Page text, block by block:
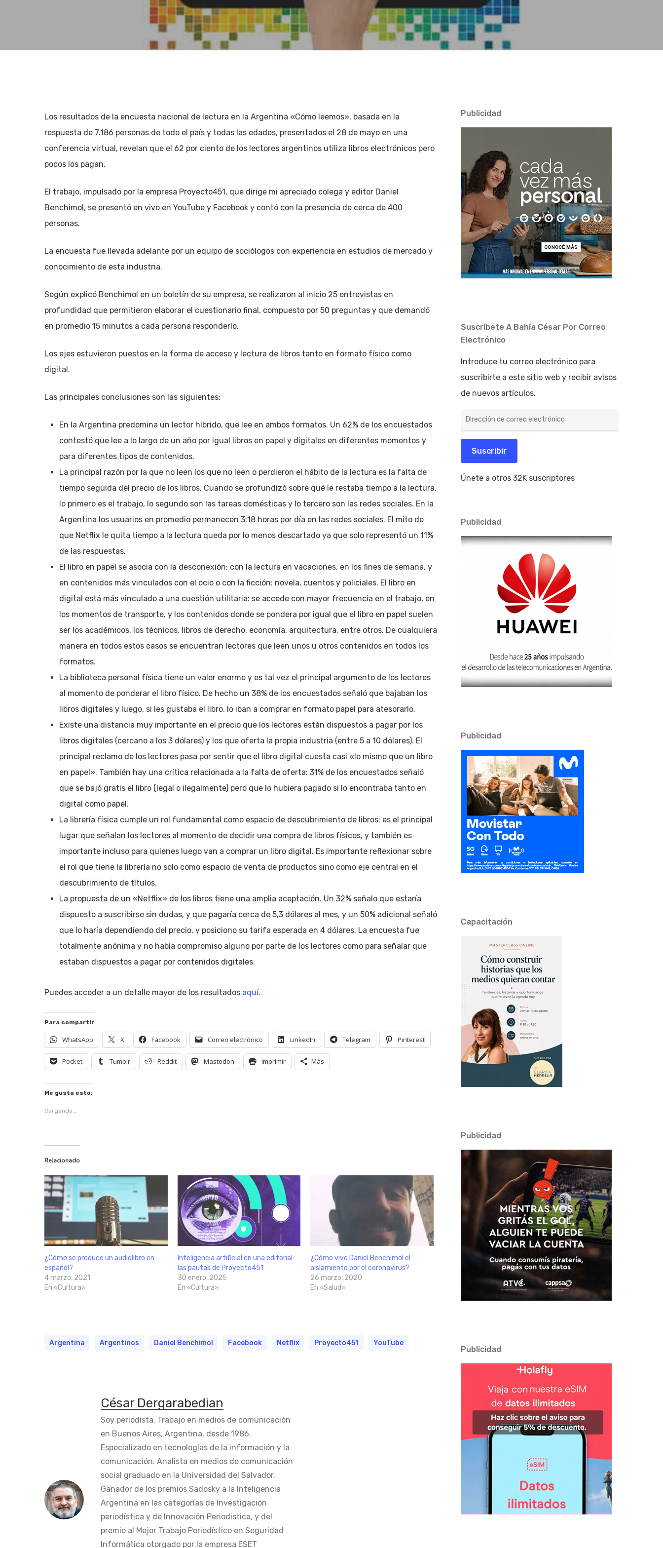
Hit enter to search or ESC to close
Los resultados de la encuesta nacional de lectura en la Argentina «Cómo leemos», basada en la
respuesta de 7.186 personas de todo el país y todas las edades, presentados el 28 de mayo en una
conferencia virtual, revelan que el 62 por ciento de los lectores argentinos utiliza libros electrónicos pero
pocos los pagan.
El trabajo, impulsado por la empresa Proyecto451, que dirige mi apreciado colega y editor Daniel
Benchimol, se presentó en vivo en YouTube y Facebook y contó con la presencia de cerca de 400
personas.
La encuesta fue llevada adelante por un equipo de sociólogos con experiencia en estudios de mercado y
conocimiento de esta industria.
Según explicó Benchimol en un boletín de su empresa, se realizaron al inicio 25 entrevistas en
profundidad que permitieron elaborar el cuestionario final, compuesto por 50 preguntas y que demandó
en promedio 15 minutos a cada persona responderlo.
Los ejes estuvieron puestos en la forma de acceso y lectura de libros tanto en formato físico como
digital.
Las principales conclusiones son las siguientes:
En la Argentina predomina un lector híbrido, que lee en ambos formatos. Un 62% de los encuestados
contestó que lee a lo largo de un año por igual libros en papel y digitales en diferentes momentos y
para diferentes tipos de contenidos.
La principal razón por la que no leen los que no leen o perdieron el hábito de la lectura es la falta de
tiempo seguida del precio de los libros. Cuando se profundizó sobre qué le restaba tiempo a la lectura,
lo primero es el trabajo, lo segundo son las tareas domésticas y lo tercero son las redes sociales. En la
Argentina los usuarios en promedio permanecen 3:18 horas por día en las redes sociales. El mito de
que Netflix le quita tiempo a la lectura queda por lo menos descartado ya que solo representó un 11%
de las respuestas.
El libro en papel se asocia con la desconexión: con la lectura en vacaciones, en los fines de semana, y
en contenidos más vinculados con el ocio o con la ficción: novela, cuentos y policiales. El libro en
digital está más vinculado a una cuestión utilitaria: se accede con mayor frecuencia en el trabajo, en
los momentos de transporte, y los contenidos donde se pondera por igual que el libro en papel suelen
ser los académicos, los técnicos, libros de derecho, economía, arquitectura, entre otros. De cualquiera
manera en todos estos casos se encuentran lectores que leen unos u otros contenidos en todos los
formatos.
La biblioteca personal física tiene un valor enorme y es tal vez el principal argumento de los lectores
al momento de ponderar el libro físico. De hecho un 38% de los encuestados señaló que bajaban los
libros digitales y luego, si les gustaba el libro, lo iban a comprar en formato papel para atesorarlo.
Existe una distancia muy importante en el precio que los lectores están dispuestos a pagar por los
libros digitales (cercano a los 3 dólares) y los que oferta la propia industria (entre 5 a 10 dólares). El
principal reclamo de los lectores pasa por sentir que el libro digital cuesta casi «lo mismo que un libro
en papel». También hay una crítica relacionada a la falta de oferta: 31% de los encuestados señaló
que se bajó gratis el libro (legal o ilegalmente) pero que lo hubiera pagado si lo encontraba tanto en
digital como papel.
La librería física cumple un rol fundamental como espacio de descubrimiento de libros: es el principal
lugar que señalan los lectores al momento de decidir una compra de libros físicos, y también es
importante incluso para quienes luego van a comprar un libro digital. Es importante reflexionar sobre
el rol que tiene la librería no solo como espacio de venta de productos sino como eje central en el
descubrimiento de títulos.
La propuesta de un «Netflix» de los libros tiene una amplia aceptación. Un 32% señalo que estaría
dispuesto a suscribirse sin dudas, y que pagaría cerca de 5,3 dólares al mes, y un 50% adicional señaló
que lo haría dependiendo del precio, y posiciono su tarifa esperada en 4 dólares. La encuesta fue
totalmente anónima y no había compromiso alguno por parte de los lectores como para señalar que
estaban dispuestos a pagar por contenidos digitales.
Puedes acceder a un detalle mayor de los resultados aquí.
Para compartir
WhatsApp X Facebook Correo electrónico LinkedIn Telegram Pinterest
Pocket Tumblr Reddit Mastodon Imprimir Más
Me gusta esto:
Cargando...
Relacionado
¿Cómo se produce un audiolibro en
español?
4 marzo, 2021
En «Cultura»
Inteligencia artificial en una editorial:
las pautas de Proyecto451
30 enero, 2025
En «Cultura»
¿Cómo vive Daniel Benchimol el
aislamiento por el coronavirus?
26 marzo, 2020
En «Salud»
Argentina Argentinos Daniel Benchimol Facebook Netflix Proyecto451 YouTube
César Dergarabedian
Soy periodista. Trabajo en medios de comunicación
en Buenos Aires, Argentina, desde 1986.
Especializado en tecnologías de la información y la
comunicación. Analista en medios de comunicación
social graduado en la Universidad del Salvador.
Ganador de los premios Sadosky a la Inteligencia
Argentina en las categorías de Investigación
periodística y de Innovación Periodística, y del
premio al Mejor Trabajo Periodístico en Seguridad
Informática otorgado por la empresa ESET
Publicidad
Suscríbete A Bahía César Por Correo
Electrónico
Introduce tu correo electrónico para
suscribirte a este sitio web y recibir avisos
de nuevos artículos.
de
electrónico
Suscribir
Únete a otros 32K suscriptores
Publicidad
Publicidad
Capacitación
Publicidad
Publicidad